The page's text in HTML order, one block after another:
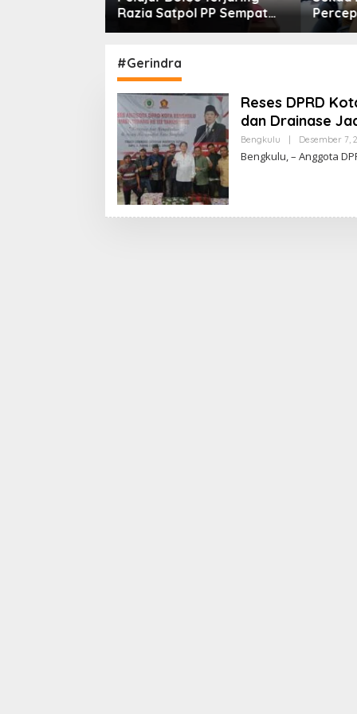
Razia Satpol PP Sempat
Bohongi Identitas Sekolah
#Gerindra
Reses DPRD
dan Drainase
Bengkulu Desember 7,
Bengkulu, – Anggota